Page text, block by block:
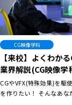
CG映像学科
【来校】よくわか
業界解説(CG映像学
CGやVFX(特殊効果)を駆
を作りたい！ そんなあな